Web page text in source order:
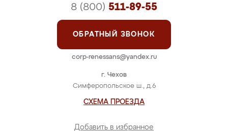
г. Чехов
Симферопольское ш., д.6
СХЕМА ПРОЕЗДА
Добавить в избранное
8 (800) 511-89-55
ОБРАТНЫЙ ЗВОНОК
corp-renessans@yandex.ru